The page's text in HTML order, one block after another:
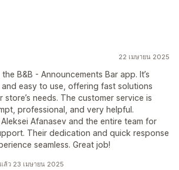
22 เมษายน 2025
the B&B - Announcements Bar app. It’s
easy to use, offering fast solutions
needs. The customer service is
professional, and very helpful.
Afanasev and the entire team for
Their dedication and quick response
seamless. Great job!
ล้ว 23 เมษายน 2025